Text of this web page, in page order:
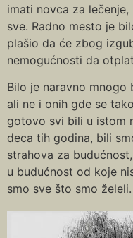
imati novca za
sve. Radno mesto je
plašio da će zbog
nemogućnosti da
Bilo je naravno mnogo
ali ne i onih gde se
gotovo svi bili u istom
deca tih godina, bili
strahova za
u budućnost od koje
smo sve što smo želeli.